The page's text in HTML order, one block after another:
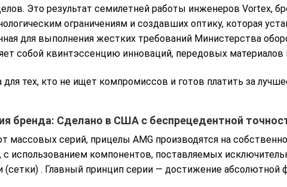
Это результат семилетней работы инженеров Vortex,
ограничениям и создавших оптику, которая
для выполнения жестких требований Министерства
собой квинтэссенцию инноваций, передовых
для тех, кто не ищет компромиссов и готов платить за
бренда: Сделано в США с беспрецедентной
массовых серий, прицелы AMG производятся на
с использованием компонентов, поставляемых
(сетки) . Главный принцип серии — достижение абсолютной